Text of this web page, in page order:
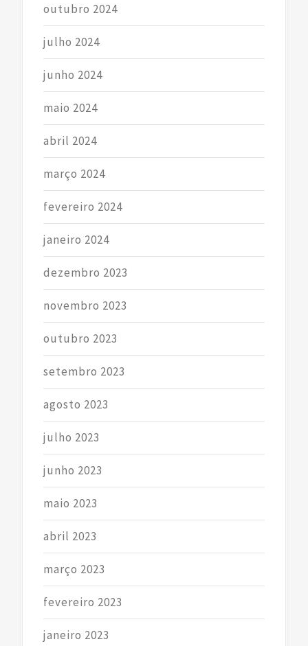
outubro 2024
julho 2024
junho 2024
maio 2024
abril 2024
março 2024
fevereiro 2024
janeiro 2024
dezembro 2023
novembro 2023
outubro 2023
setembro 2023
agosto 2023
julho 2023
junho 2023
maio 2023
abril 2023
março 2023
fevereiro 2023
janeiro 2023